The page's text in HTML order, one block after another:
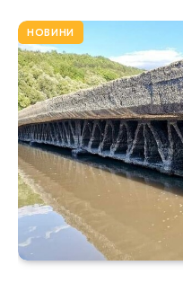
НОВИНИ